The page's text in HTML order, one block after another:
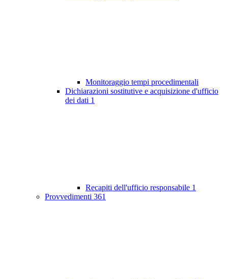
Monitoraggio tempi procedimentali
Dichiarazioni sostitutive e acquisizione d'ufficio
dei dati 1
Recapiti dell'ufficio responsabile 1
Provvedimenti 361